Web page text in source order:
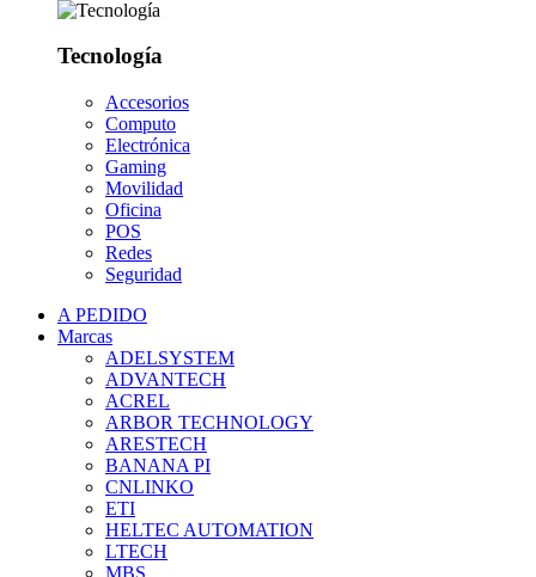
Tecnología
Accesorios
Computo
Electrónica
Gaming
Movilidad
Oficina
POS
Redes
Seguridad
A PEDIDO
Marcas
ADELSYSTEM
ADVANTECH
ACREL
ARBOR TECHNOLOGY
ARESTECH
BANANA PI
CNLINKO
ETI
HELTEC AUTOMATION
LTECH
MBS